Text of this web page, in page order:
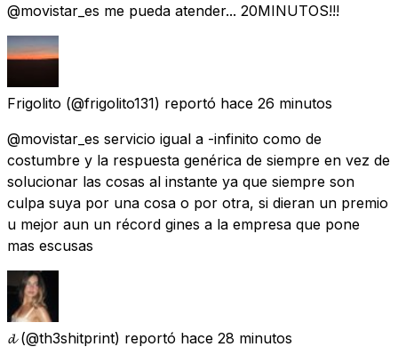
@movistar_es me pueda atender... 20MINUTOS!!!
Frigolito (@frigolito131) reportó hace 26 minutos
@movistar_es servicio igual a -infinito como de
costumbre y la respuesta genérica de siempre en vez de
solucionar las cosas al instante ya que siempre son
culpa suya por una cosa o por otra, si dieran un premio
u mejor aun un récord gines a la empresa que pone
mas escusas
𝓭 (@th3shitprint) reportó hace 28 minutos